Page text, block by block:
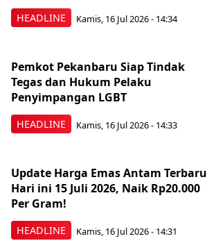
HEADLINE Kamis, 16 Jul 2026 - 14:34
HEADLINE
Pemkot Pekanbaru Siap Tindak
Tegas dan Hukum Pelaku
Penyimpangan LGBT
Kamis, 16 Jul 2026 - 14:33
HEADLINE
Update Harga Emas Antam Terbaru
Hari ini 15 Juli 2026, Naik Rp20.000
Per Gram!
Kamis, 16 Jul 2026 - 14:31